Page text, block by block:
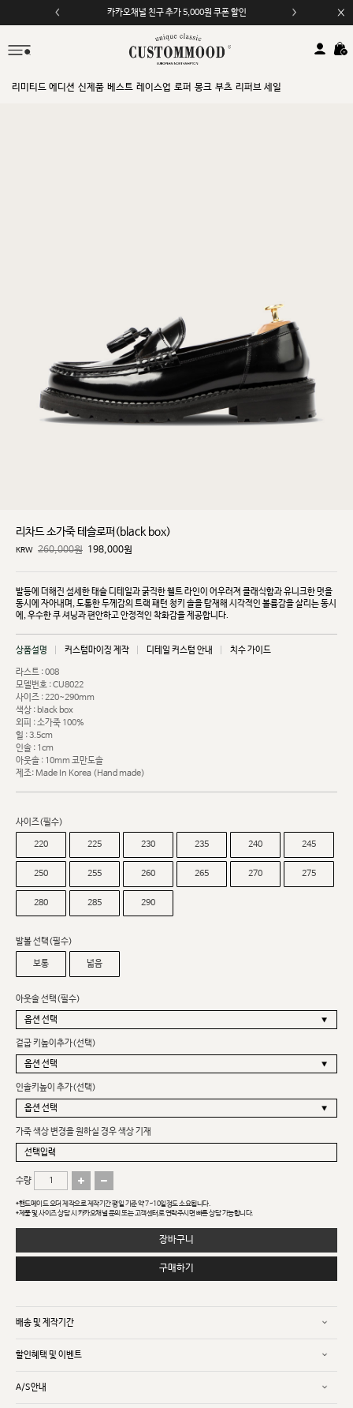
카카오채널 친구 추가 5,000원 쿠폰 할인
모바일 앱 자동 2,000원 할인
리미티드 에디션 신제품 베스트 레이스업 로퍼 몽크 부츠 리퍼브 세일
리차드 소가죽 테슬로퍼(black box)
KRW 260,000원 198,000원
발등에 더해진 섬세한 태슬 디테일과 굵직한 웰트 라인이 어우러져 클래식함과 유니크한 멋을
동시에 자아내며, 도톰한 두께감의 트랙 패턴 청키 솔을 탑재해 시각적인 볼륨감을 살리는 동시
에, 우수한 쿠셔닝과 편안하고 안정적인 착화감을 제공합니다.
상품설명 커스텀마이징 제작 디테일 커스텀 안내 치수 가이드
라스트 : 008
모델번호 : CU8022
사이즈 : 220~290mm
색상 : black box
외피 : 소가죽 100%
힐 : 3.5cm
인솔 : 1cm
아웃솔 : 10mm 코만도솔
제조: Made In Korea (Hand made)
사이즈(필수)
220 225 230 235 240 245
250 255 260 265 270 275
280 285 290
발볼 선택(필수)
보통 넓음
아웃솔 선택(필수)
겉굽 키높이추가(선택)
인솔키높이 추가(선택)
가죽 색상 변경을 원하실 경우 색상 기재
수량
*핸드메이드 오더 제작으로 제작기간 평일 기준 약 7~10일정도 소요됩니다.
*제품 및 사이즈 상담 시 카카오채널 문의 또는 고객센터로 연락주시면 빠른 상담 가능합니다.
장바구니
구매하기
배송 및 제작기간
할인혜택 및 이벤트
A/S안내